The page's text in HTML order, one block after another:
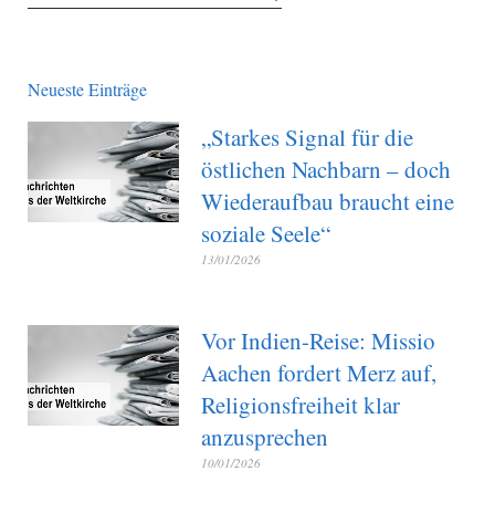
Neueste Einträge
„Starkes Signal für die
östlichen Nachbarn – doch
Wiederaufbau braucht eine
soziale Seele“
13/01/2026
Vor Indien-Reise: Missio
Aachen fordert Merz auf,
Religionsfreiheit klar
anzusprechen
10/01/2026